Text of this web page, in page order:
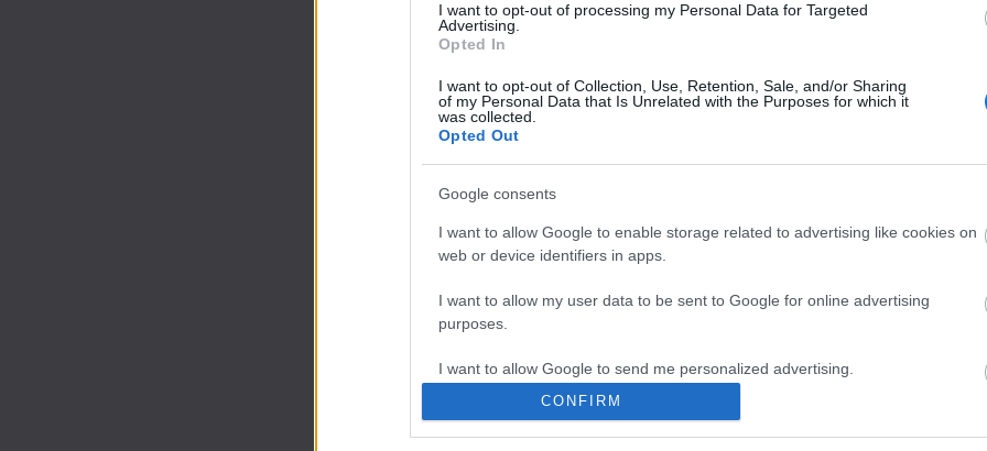
I want to opt-out of processing my Personal Data for Targeted
Advertising.
Opted In
I want to opt-out of Collection, Use, Retention, Sale, and/or Sharing
of my Personal Data that Is Unrelated with the Purposes for which it
was collected.
Opted Out
Google consents
I want to allow Google to enable storage related to advertising like cookies on
web or device identifiers in apps.
I want to allow my user data to be sent to Google for online advertising
purposes.
I want to allow Google to send me personalized advertising.
I want to allow Google to enable storage related to analytics like cookies on
web or device identifiers in apps.
CONFIRM